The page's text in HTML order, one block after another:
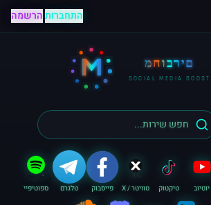
התחברות|הרשמה
M מחוברים
SOCIAL MEDIA BOOST
יוטיוב טיקטוק טוויטר / X פייסבוק טלגרם ספוטיפיי